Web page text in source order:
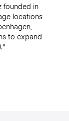
founded in
locations
to expand